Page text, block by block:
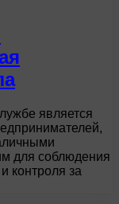
является
для соблюдения
контроля за